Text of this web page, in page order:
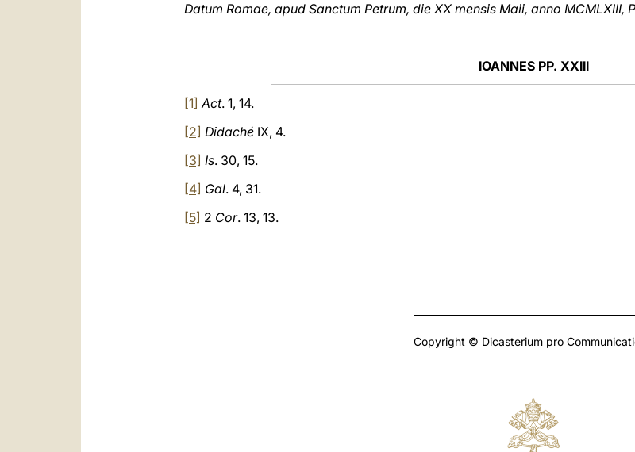
Datum Romae, apud Sanctum Petrum, die XX mensis Maii, anno MCMLXIII,
IOANNES PP. XXIII
[1] Act. 1, 14.
[2] Didaché IX, 4.
[3] Is. 30, 15.
[4] Gal. 4, 31.
[5] 2 Cor. 13, 13.
Copyright © Dicasterium pro